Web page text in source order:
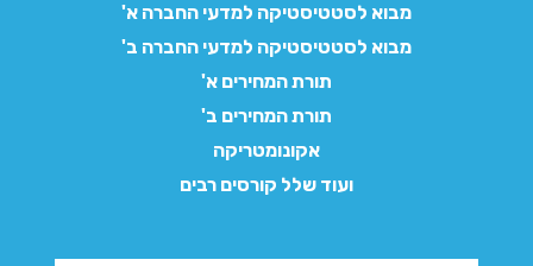
מבוא לסטטיסטיקה למדעי החברה א'
מבוא לסטטיסטיקה למדעי החברה ב'
תורת המחירים א'
תורת המחירים ב'
אקונומטריקה
ועוד שלל קורסים רבים